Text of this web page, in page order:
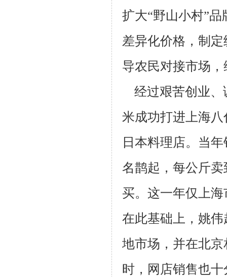
扩大“野山小村”
差异化价格，制定
导农民对接市场
经过艰苦创业、
米成功打进上海
日本料理店。当
名鹊起，每公斤卖
买。这一年仅上
在此基础上，姚
地市场，并在北京
时，网店销售也十